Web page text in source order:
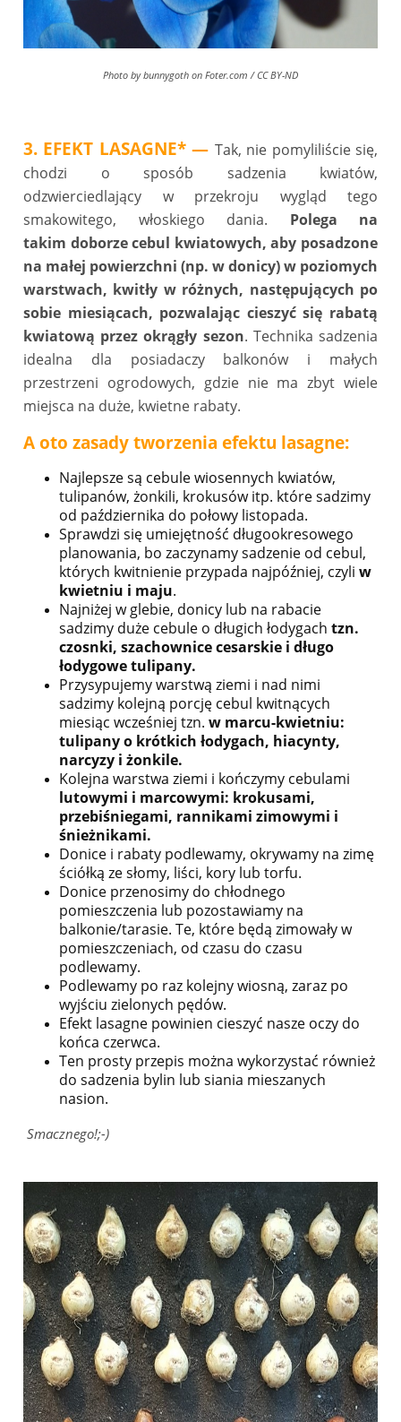
Photo bybunnygoth on Foter.com /CC BY-ND
3. EFEKT LASAGNE* — Tak, nie pomyliliście się,
chodzi o sposób sadzenia kwiatów,
odzwierciedlający w przekroju wygląd tego
smakowitego, włoskiego dania. Polega na
takim doborze cebul kwiatowych, aby posadzone
na małej powierzchni (np. w donicy) w poziomych
warstwach, kwitły w różnych, następujących po
sobie miesiącach, pozwalając cieszyć się rabatą
kwiatową przez okrągły sezon. Technika sadzenia
idealna dla posiadaczy balkonów i małych
przestrzeni ogrodowych, gdzie nie ma zbyt wiele
miejsca na duże, kwietne rabaty.
A oto zasady tworzenia efektu lasagne:
Najlepsze są cebule wiosennych kwiatów,
tulipanów, żonkili, krokusów itp. które sadzimy
od października do połowy listopada.
Sprawdzi się umiejętność długookresowego
planowania, bo zaczynamy sadzenie od cebul,
których kwitnienie przypada najpóźniej, czyli w
kwietniu i maju.
Najniżej w glebie, donicy lub na rabacie
sadzimy duże cebule o długich łodygach tzn.
czosnki, szachownice cesarskie i długo
łodygowe tulipany.
Przysypujemy warstwą ziemi i nad nimi
sadzimy kolejną porcję cebul kwitnących
miesiąc wcześniej tzn. w marcu-kwietniu:
tulipany o krótkich łodygach, hiacynty,
narcyzy i żonkile.
Kolejna warstwa ziemi i kończymy cebulami
lutowymi i marcowymi: krokusami,
przebiśniegami, rannikami zimowymi i
śnieżnikami.
Donice i rabaty podlewamy, okrywamy na zimę
ściółką ze słomy, liści, kory lub torfu.
Donice przenosimy do chłodnego
pomieszczenia lub pozostawiamy na
balkonie/tarasie. Te, które będą zimowały w
pomieszczeniach, od czasu do czasu
podlewamy.
Podlewamy po raz kolejny wiosną, zaraz po
wyjściu zielonych pędów.
Efekt lasagne powinien cieszyć nasze oczy do
końca czerwca.
Ten prosty przepis można wykorzystać również
do sadzenia bylin lub siania mieszanych
nasion.
Smacznego!;-)